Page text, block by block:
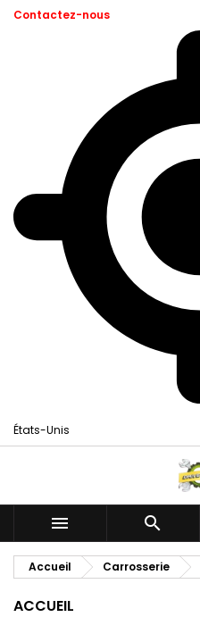
Contactez-nous
États-Unis
 
Accueil Carrosserie
ACCUEIL